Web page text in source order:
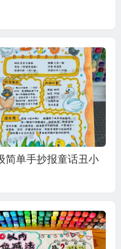
简单手抄报童话丑小